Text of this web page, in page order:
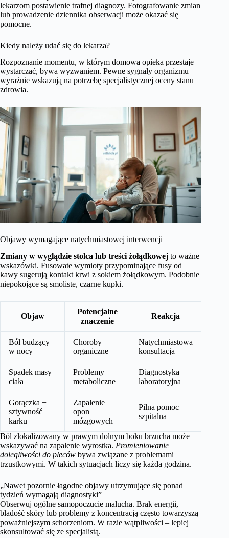
lekarzom postawienie trafnej diagnozy. Fotografowanie zmian
lub prowadzenie dziennika obserwacji może okazać się
pomocne.
Kiedy należy udać się do lekarza?
Rozpoznanie momentu, w którym domowa opieka przestaje
wystarczać, bywa wyzwaniem. Pewne sygnały organizmu
wyraźnie wskazują na potrzebę specjalistycznej oceny stanu
zdrowia.
Objawy wymagające natychmiastowej interwencji
Zmiany w wyglądzie stolca lub treści żołądkowej to ważne
wskazówki. Fusowate wymioty przypominające fusy od
kawy sugerują kontakt krwi z sokiem żołądkowym. Podobnie
niepokojące są smoliste, czarne kupki.
Objaw
Potencjalne
znaczenie
Reakcja
Ból budzący
w nocy
Choroby
organiczne
Natychmiastowa
konsultacja
Spadek masy
ciała
Problemy
metaboliczne
Diagnostyka
laboratoryjna
Gorączka +
sztywność
karku
Zapalenie
opon
mózgowych
Pilna pomoc
szpitalna
Ból zlokalizowany w prawym dolnym boku brzucha może
wskazywać na zapalenie wyrostka. Promieniowanie
dolegliwości do pleców bywa związane z problemami
trzustkowymi. W takich sytuacjach liczy się każda godzina.
„Nawet pozornie łagodne objawy utrzymujące się ponad
tydzień wymagają diagnostyki”
Obserwuj ogólne samopoczucie malucha. Brak energii,
bladość skóry lub problemy z koncentracją często towarzyszą
poważniejszym schorzeniom. W razie wątpliwości – lepiej
skonsultować się ze specjalistą.